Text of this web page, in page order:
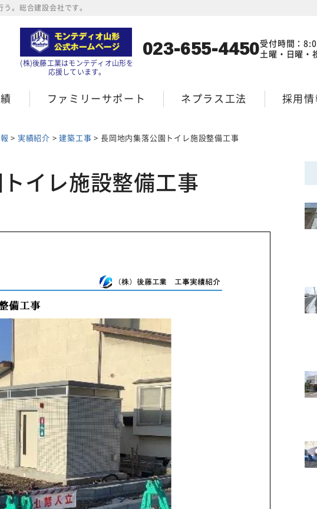
。総合建設会社です。
(株)後藤工業はモンテディオ山形を
応援しています。
023-655-4450受付時間：
土曜・日曜・
ファミリーサポート ネプラス工法 採用情
> 実績紹介 >建築工事 >長岡地内集落公園トイレ施設整備工事
イレ施設整備工事